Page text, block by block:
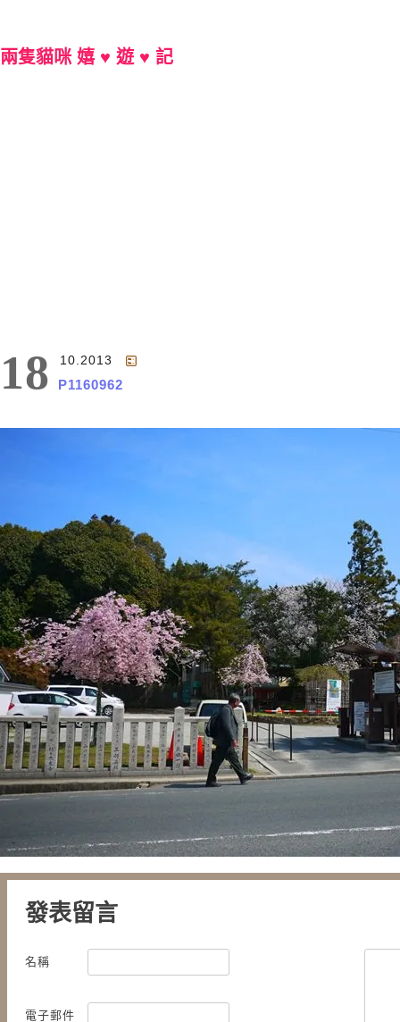
兩隻貓咪 嬉 ♥ 遊 ♥ 記
18 10.2013
P1160962
發表留言
名稱
電子郵件